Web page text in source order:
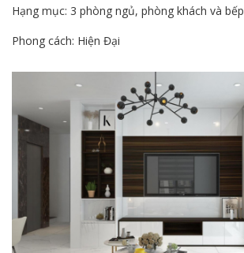
Hạng mục: 3 phòng ngủ, phòng khách và bếp
Phong cách: Hiện Đại